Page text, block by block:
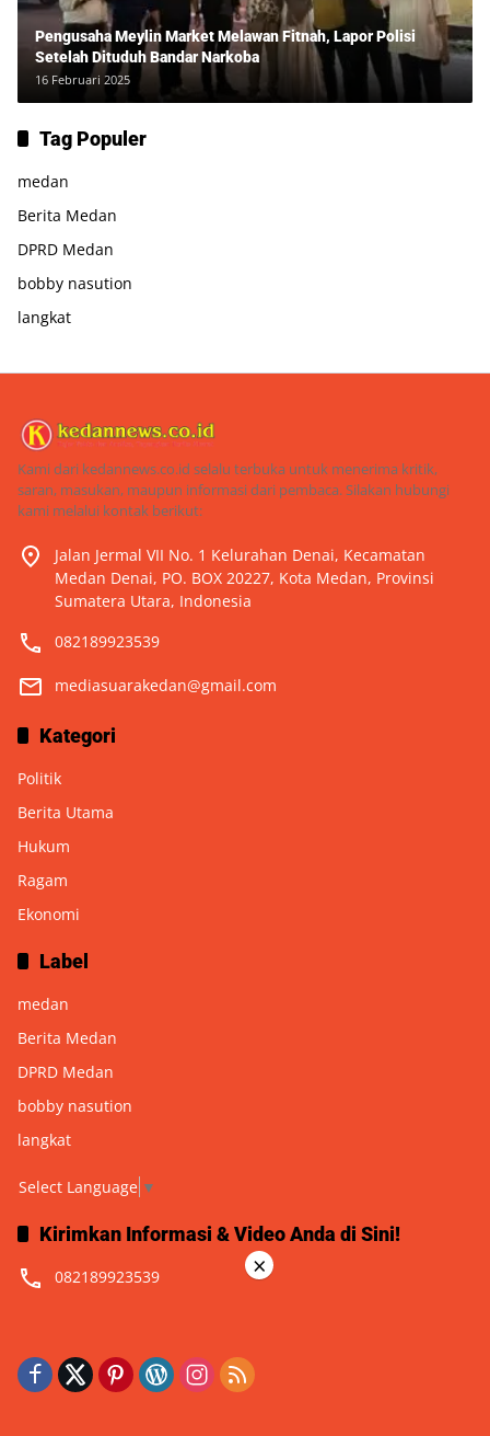
Pengusaha Meylin Market Melawan Fitnah, Lapor Polisi
Setelah Dituduh Bandar Narkoba
16 Februari 2025
Tag Populer
medan
Berita Medan
DPRD Medan
bobby nasution
langkat
Kami dari kedannews.co.id selalu terbuka untuk menerima kritik,
saran, masukan, maupun informasi dari pembaca. Silakan hubungi
kami melalui kontak berikut:
Jalan Jermal VII No. 1 Kelurahan Denai, Kecamatan
Medan Denai, PO. BOX 20227, Kota Medan, Provinsi
Sumatera Utara, Indonesia
082189923539
mediasuarakedan@gmail.com
Kategori
Politik
Berita Utama
Hukum
Ragam
Ekonomi
Label
medan
Berita Medan
DPRD Medan
bobby nasution
langkat
Select Language ▼
Kirimkan Informasi & Video Anda di Sini!
082189923539 ×